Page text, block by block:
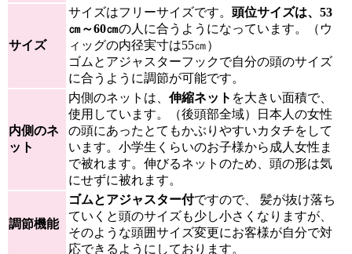
サイズ
サイズはフリーサイズです。 頭位サイズは、53
㎝～60㎝の人に合うようになっています。（ウ
ィッグの内径実寸は55㎝）
ゴムとアジャスターフックで自分の頭のサイズ
に合うように調節が可能です。
内側のネ
ット
内側のネットは、 伸縮ネット を大きい面積で、
使用しています。（後頭部全域）日本人の女性
の頭にあったとてもかぶりやすいカタチをして
います。小学生くらいのお子様から成人女性ま
で被れます。伸びるネットのため、頭の形は気
にせずに被れます。
調節機能
ゴムとアジャスター付ですので、 髪が抜け落ち
ていくと頭のサイズも少し小さくなりますが、
そのような頭囲サイズ変更にお客様が自分で対
応できるようにしております。